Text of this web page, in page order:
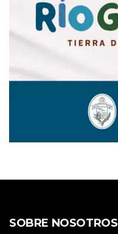
SOBRE NOSOTROS